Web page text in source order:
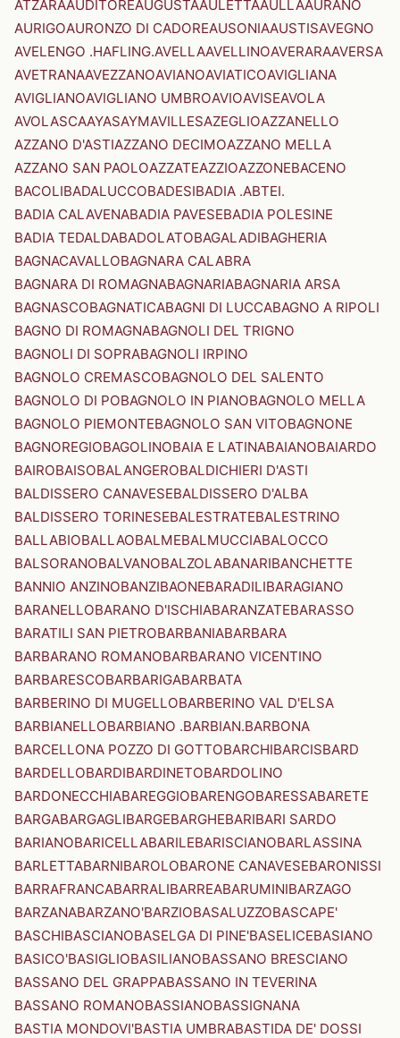
ATZARAAUDITOREAUGUSTAAULETTAAULLAAURANO
AURIGOAURONZO DI CADOREAUSONIAAUSTISAVEGNO
AVELENGO .HAFLING.AVELLAAVELLINOAVERARAAVERSA
AVETRANAAVEZZANOAVIANOAVIATICOAVIGLIANA
AVIGLIANOAVIGLIANO UMBROAVIOAVISEAVOLA
AVOLASCAAYASAYMAVILLESAZEGLIOAZZANELLO
AZZANO D'ASTIAZZANO DECIMOAZZANO MELLA
AZZANO SAN PAOLOAZZATEAZZIOAZZONEBACENO
BACOLIBADALUCCOBADESIBADIA .ABTEI.
BADIA CALAVENABADIA PAVESEBADIA POLESINE
BADIA TEDALDABADOLATOBAGALADIBAGHERIA
BAGNACAVALLOBAGNARA CALABRA
BAGNARA DI ROMAGNABAGNARIABAGNARIA ARSA
BAGNASCOBAGNATICABAGNI DI LUCCABAGNO A RIPOLI
BAGNO DI ROMAGNABAGNOLI DEL TRIGNO
BAGNOLI DI SOPRABAGNOLI IRPINO
BAGNOLO CREMASCOBAGNOLO DEL SALENTO
BAGNOLO DI POBAGNOLO IN PIANOBAGNOLO MELLA
BAGNOLO PIEMONTEBAGNOLO SAN VITOBAGNONE
BAGNOREGIOBAGOLINOBAIA E LATINABAIANOBAIARDO
BAIROBAISOBALANGEROBALDICHIERI D'ASTI
BALDISSERO CANAVESEBALDISSERO D'ALBA
BALDISSERO TORINESEBALESTRATEBALESTRINO
BALLABIOBALLAOBALMEBALMUCCIABALOCCO
BALSORANOBALVANOBALZOLABANARIBANCHETTE
BANNIO ANZINOBANZIBAONEBARADILIBARAGIANO
BARANELLOBARANO D'ISCHIABARANZATEBARASSO
BARATILI SAN PIETROBARBANIABARBARA
BARBARANO ROMANOBARBARANO VICENTINO
BARBARESCOBARBARIGABARBATA
BARBERINO DI MUGELLOBARBERINO VAL D'ELSA
BARBIANELLOBARBIANO .BARBIAN.BARBONA
BARCELLONA POZZO DI GOTTOBARCHIBARCISBARD
BARDELLOBARDIBARDINETOBARDOLINO
BARDONECCHIABAREGGIOBARENGOBARESSABARETE
BARGABARGAGLIBARGEBARGHEBARIBARI SARDO
BARIANOBARICELLABARILEBARISCIANOBARLASSINA
BARLETTABARNIBAROLOBARONE CANAVESEBARONISSI
BARRAFRANCABARRALIBARREABARUMINIBARZAGO
BARZANABARZANO'BARZIOBASALUZZOBASCAPE'
BASCHIBASCIANOBASELGA DI PINE'BASELICEBASIANO
BASICO'BASIGLIOBASILIANOBASSANO BRESCIANO
BASSANO DEL GRAPPABASSANO IN TEVERINA
BASSANO ROMANOBASSIANOBASSIGNANA
BASTIA MONDOVI'BASTIA UMBRABASTIDA DE' DOSSI